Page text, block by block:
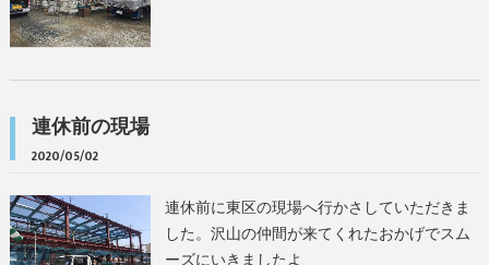
連休前の現場
2020/05/02
連休前に東区の現場へ行かさしていただきま
した。沢山の仲間が来てくれたおかげでスム